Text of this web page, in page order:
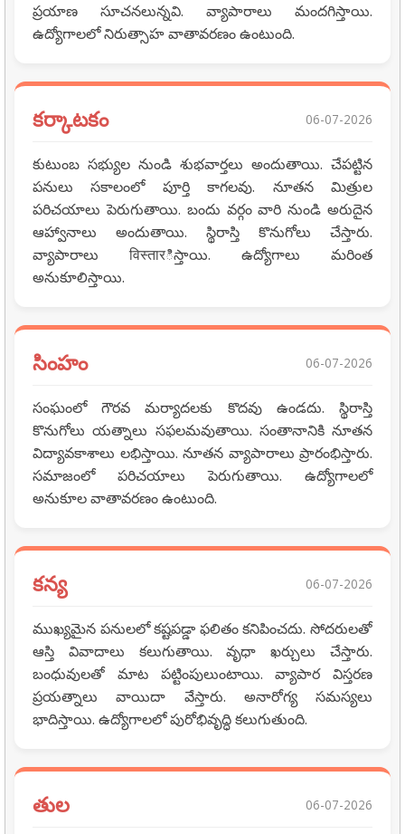
ప్రయాణ సూచనలున్నవి. వ్యాపారాలు మందగిస్తాయి.
ఉద్యోగాలలో నిరుత్సాహ వాతావరణం ఉంటుంది.
కర్కాటకం 06-07-2026
కుటుంబ సభ్యుల నుండి శుభవార్తలు అందుతాయి. చేపట్టిన
పనులు సకాలంలో పూర్తి కాగలవు. నూతన మిత్రుల
పరిచయాలు పెరుగుతాయి. బందు వర్గం వారి నుండి అరుదైన
ఆహ్వానాలు అందుతాయి. స్థిరాస్తి కొనుగోలు చేస్తారు.
వ్యాపారాలు विस्तारిస్తాయి. ఉద్యోగాలు మరింత
అనుకూలిస్తాయి.
సింహం 06-07-2026
సంఘంలో గౌరవ మర్యాదలకు కొదవు ఉండదు. స్థిరాస్తి
కొనుగోలు యత్నాలు సఫలమవుతాయి. సంతానానికి నూతన
విద్యావకాశాలు లభిస్తాయి. నూతన వ్యాపారాలు ప్రారంభిస్తారు.
సమాజంలో పరిచయాలు పెరుగుతాయి. ఉద్యోగాలలో
అనుకూల వాతావరణం ఉంటుంది.
కన్య 06-07-2026
ముఖ్యమైన పనులలో కష్టపడ్డా ఫలితం కనిపించదు. సోదరులతో
ఆస్తి వివాదాలు కలుగుతాయి. వృధా ఖర్చులు చేస్తారు.
బంధువులతో మాట పట్టింపులుంటాయి. వ్యాపార విస్తరణ
ప్రయత్నాలు వాయిదా వేస్తారు. అనారోగ్య సమస్యలు
భాదిస్తాయి. ఉద్యోగాలలో పురోభివృద్ధి కలుగుతుంది.
తుల 06-07-2026